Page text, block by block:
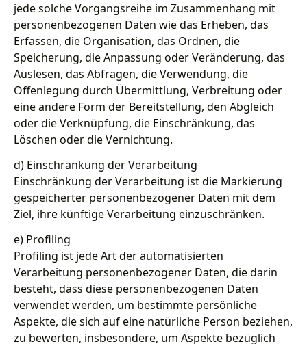
jede solche Vorgangsreihe im Zusammenhang mit
personenbezogenen Daten wie das Erheben, das
Erfassen, die Organisation, das Ordnen, die
Speicherung, die Anpassung oder Veränderung, das
Auslesen, das Abfragen, die Verwendung, die
Offenlegung durch Übermittlung, Verbreitung oder
eine andere Form der Bereitstellung, den Abgleich
oder die Verknüpfung, die Einschränkung, das
Löschen oder die Vernichtung.
d) Einschränkung der Verarbeitung
Einschränkung der Verarbeitung ist die Markierung
gespeicherter personenbezogener Daten mit dem
Ziel, ihre künftige Verarbeitung einzuschränken.
e) Profiling
Profiling ist jede Art der automatisierten
Verarbeitung personenbezogener Daten, die darin
besteht, dass diese personenbezogenen Daten
verwendet werden, um bestimmte persönliche
Aspekte, die sich auf eine natürliche Person beziehen,
zu bewerten, insbesondere, um Aspekte bezüglich